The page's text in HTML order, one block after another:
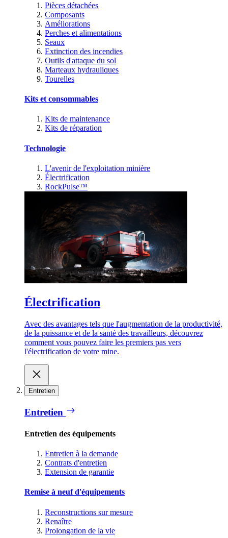
Pièces détachées
Composants
Améliorations
Perches et alimentations
Seaux
Extinction des incendies
Outils d'attaque du sol
Marteaux hydrauliques
Tourelles
Kits et consommables
Kits de maintenance
Kits de réparation
Technologie
L'avenir de l'exploitation minière
Électrification
RockPulse™
Électrification
Avec des avantages tels que l'augmentation de la productivité,
de la puissance et de la santé des travailleurs, découvrez
comment vous pouvez faire les premiers pas vers
l'électrification de votre mine.
Entretien
Entretien
Entretien des équipements
Entretien à la demande
Contrats d'entretien
Extension de garantie
Remise à neuf d'équipements
Reconstructions sur mesure
Renaître
Prolongation de la vie